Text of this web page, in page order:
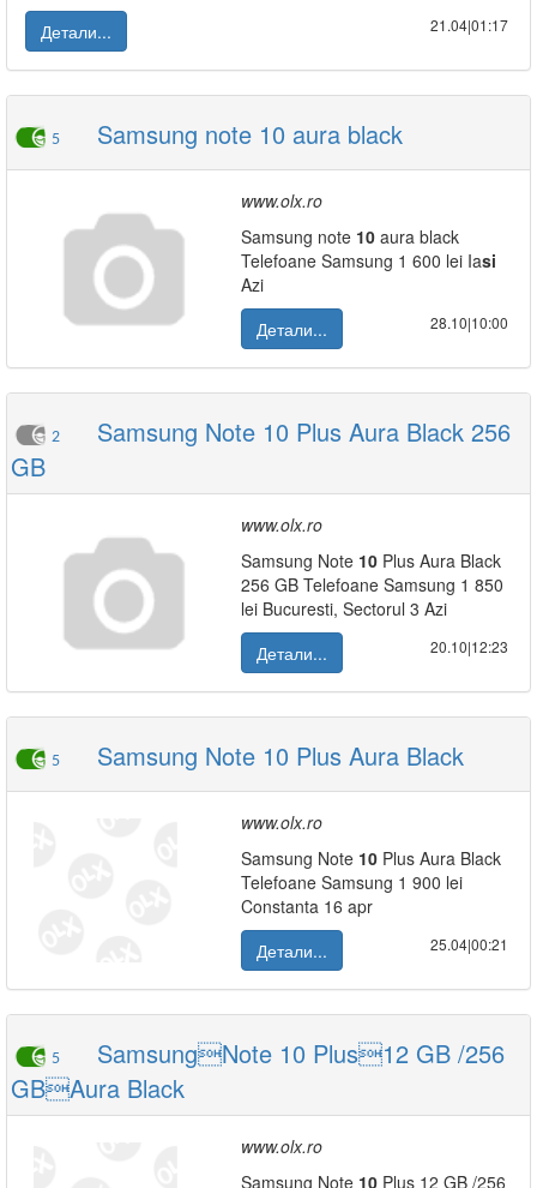
Детали...
21.04|01:17
5 Samsung note 10 aura black
www.olx.ro
Samsung note 10 aura black
Telefoane Samsung 1 600 lei Iasi
Azi
Детали...
28.10|10:00
2
Samsung Note 10 Plus Aura Black 256
GB
www.olx.ro
Samsung Note 10 Plus Aura Black
256 GB Telefoane Samsung 1 850
lei Bucuresti, Sectorul 3 Azi
Детали...
20.10|12:23
5 Samsung Note 10 Plus Aura Black
www.olx.ro
Samsung Note 10 Plus Aura Black
Telefoane Samsung 1 900 lei
Constanta 16 apr
Детали...
25.04|00:21
5
SamsungNote 10 Plus12 GB /256
GBAura Black
www.olx.ro
Samsung Note 10 Plus 12 GB /256